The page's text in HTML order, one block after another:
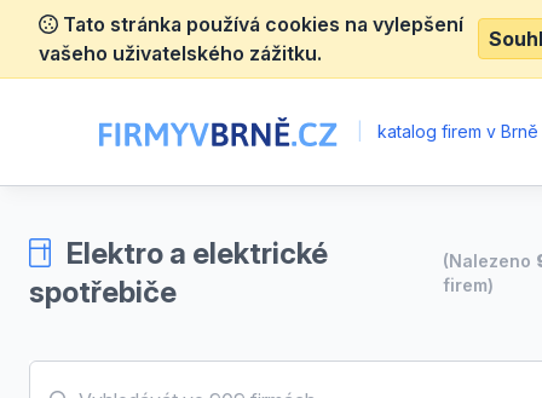
Tato stránka používá cookies na vylepšení
vašeho uživatelského zážitku.
katalog firem v Brně
Elektro a elektrické
spotřebiče
(Nalezeno
firem)